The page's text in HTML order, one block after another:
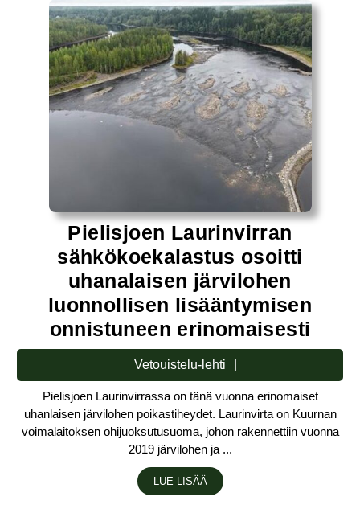
Pielisjoen Laurinvirran
sähkökoekalastus osoitti
uhanalaisen järvilohen
luonnollisen lisääntymisen
onnistuneen erinomaisesti
Vetouistelu-lehti
lehti
Pielisjoen Laurinvirrassa on tänä vuonna erinomaiset
uhanlaisen järvilohen poikastiheydet. Laurinvirta on Kuurnan
voimalaitoksen ohijuoksutusuoma, johon rakennettiin vuonna
2019 järvilohen ja ...
LUE LISÄÄ LUE
LISÄÄ